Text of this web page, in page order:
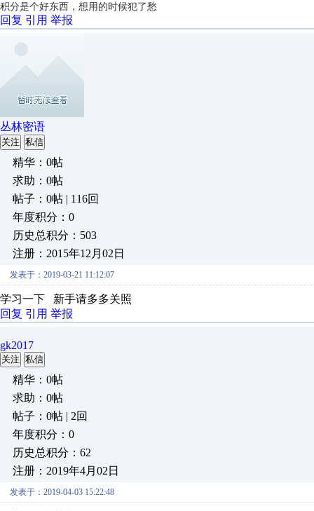
积分是个好东西，想用的时候犯了愁
回复 引用 举报
丛林密语
关注 私信
精华：0帖
求助：0帖
帖子：0帖 | 116回
年度积分：0
历史总积分：503
注册：2015年12月02日
发表于：2019-03-21 11:12:07
学习一下 新手请多多关照
回复 引用 举报
gk2017
关注 私信
精华：0帖
求助：0帖
帖子：0帖 | 2回
年度积分：0
历史总积分：62
注册：2019年4月02日
发表于：2019-04-03 15:22:48